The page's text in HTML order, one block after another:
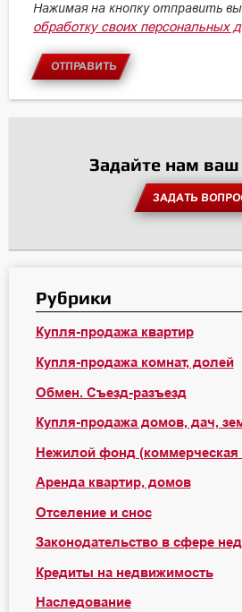
Нажимая на кнопку отправить
обработку своих персональных
ОТПРАВИТЬ
Задайте нам ваш
ЗАДАТЬ
Рубрики
Купля-продажа квартир
Купля-продажа комнат, долей
Обмен. Съезд-разъезд
Купля-продажа домов, дач,
Нежилой фонд (коммерческая
Аренда квартир, домов
Отселение и снос
Законодательство в сфере
Кредиты на недвижимость
Наследование